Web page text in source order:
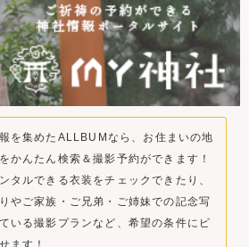
を集めたALLBUMなら、お住まいの地
かんたん検索＆撮影予約ができます！
タルできる衣装をチェックできたり、
やご家族・ご兄弟・ご姉妹での記念写
いる撮影プランなど、希望の条件にピ
ます！